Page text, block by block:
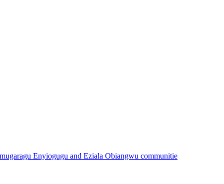
Enyiogugu and Eziala Obiangwu communitie